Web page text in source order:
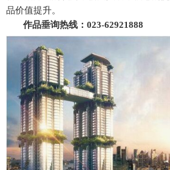
品价值提升。
作品垂询热线：023-62921888